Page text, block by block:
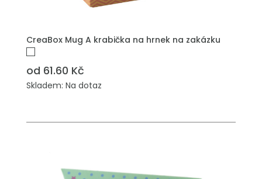
CreaBox Mug A krabička na hrnek na zakázku
od 61.60 Kč
Skladem: Na dotaz